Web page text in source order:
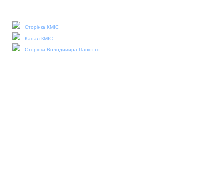
Сторінка КМІС
Канал КМІС
Сторінка Володимира Паніотто